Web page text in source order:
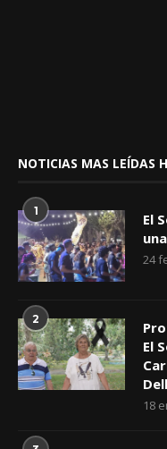
NOTICIAS MAS LEÍDAS
1
El
24
2
El
18